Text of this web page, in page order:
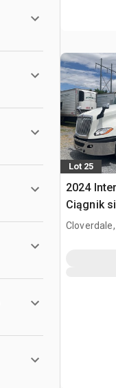
Lot 25
2024
Ciągnik
kabiną